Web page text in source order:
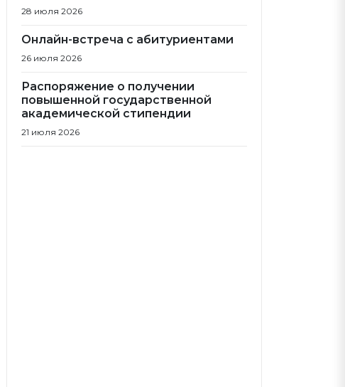
28 июля 2026
Онлайн-встреча с абитуриентами
26 июля 2026
Распоряжение о получении
повышенной государственной
академической стипендии
21 июля 2026